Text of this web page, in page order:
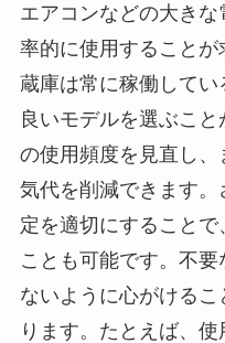
エアコンなどの大き
率的に使用すること
蔵庫は常に稼働して
良いモデルを選ぶこ
の使用頻度を見直し
気代を削減できます
定を適切にすること
ことも可能です。不
ないように心がける
ります。たとえば、